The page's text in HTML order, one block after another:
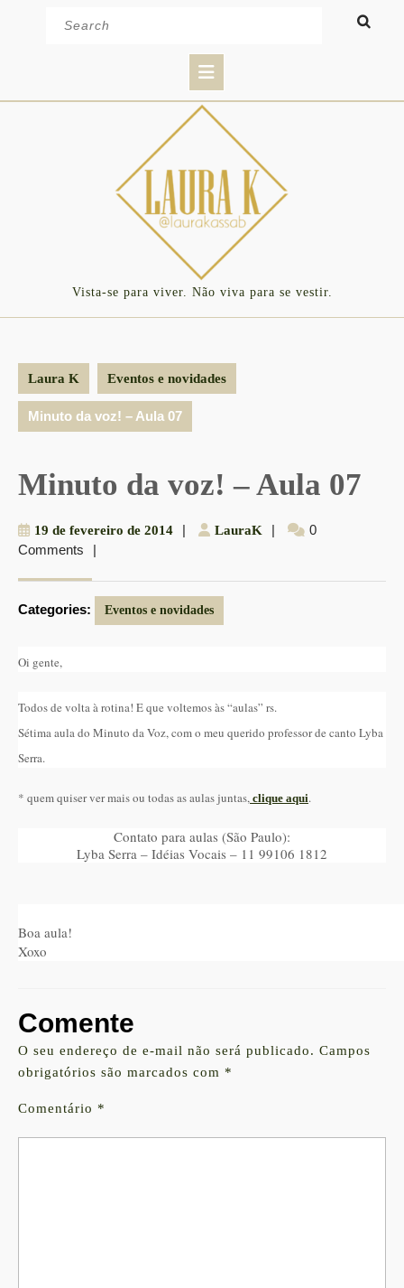
Button
Vista-se para viver. Não viva para se vestir.
Laura K Eventos e novidades
Minuto da voz! – Aula 07
Minuto da voz! – Aula 07
19 de fevereiro de 201419
2014
| LauraK LauraK
|
0
Comments
|
Categories: Eventos e novidades
Oi gente,
Todos de volta à rotina! E que voltemos às “aulas” rs.
Sétima aula do Minuto da Voz, com o meu querido professor de canto Lyba
Serra.
* quem quiser ver mais ou todas as aulas juntas, clique aqui.
Contato para aulas (São Paulo):
Lyba Serra – Idéias Vocais – 11 99106 1812
Boa aula!
Xoxo
Comente
O seu endereço de e-mail não será publicado. Campos
obrigatórios são marcados com *
Comentário *